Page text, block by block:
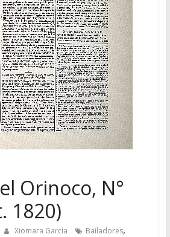
Orinoco, N°
1820)
Xiomara García Bailadores,